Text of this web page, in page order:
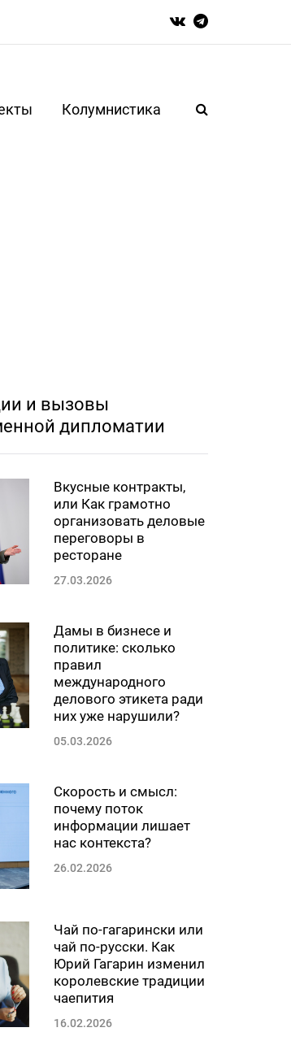
Колумнистика
и вызовы
дипломатии
Вкусные контракты,
или Как грамотно
организовать деловые
переговоры в
ресторане
27.03.2026
Дамы в бизнесе и
политике: сколько
правил
международного
делового этикета ради
них уже нарушили?
05.03.2026
Скорость и смысл:
почему поток
информации лишает
нас контекста?
26.02.2026
Чай по-гагарински или
чай по-русски. Как
Юрий Гагарин изменил
королевские традиции
чаепития
16.02.2026